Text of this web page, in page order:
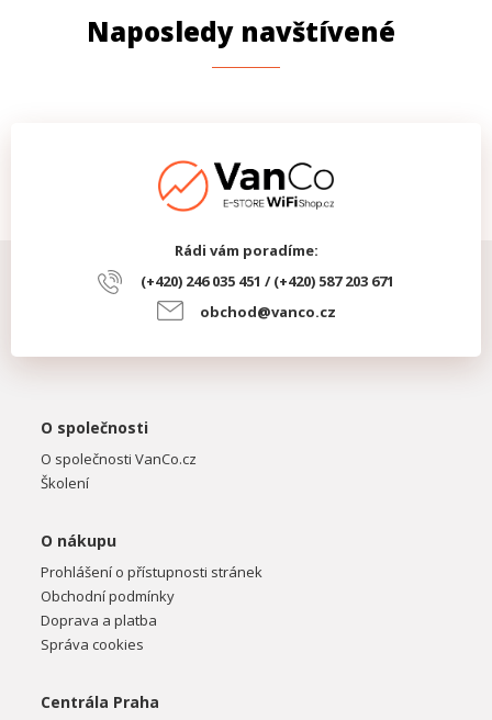
Naposledy navštívené
Rádi vám poradíme:
(+420) 246 035 451 / (+420) 587 203 671
obchod@vanco.cz
O společnosti
O společnosti VanCo.cz
Školení
O nákupu
Prohlášení o přístupnosti stránek
Obchodní podmínky
Doprava a platba
Správa cookies
Centrála Praha